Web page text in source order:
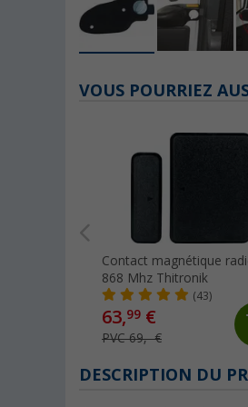
VOUS POURRIEZ
Contact magnétique
868 Mhz Thitronik
(43)
63,99 €
PVC 69,- €
DESCRIPTION DU